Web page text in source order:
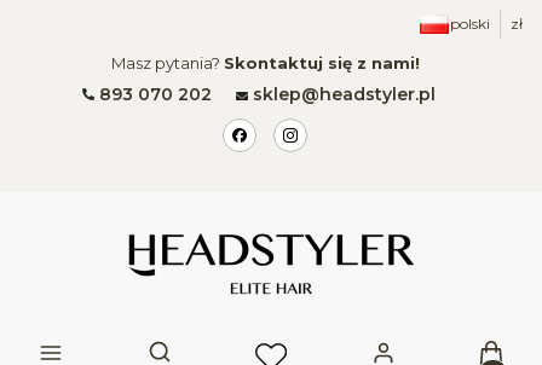
polski zł
Masz pytania? Skontaktuj się z nami!
893 070 202 sklep@headstyler.pl
Otwórz wyszukiwarkę